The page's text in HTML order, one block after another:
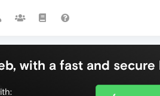
with a fast and secure